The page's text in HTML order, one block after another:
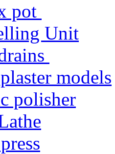
pot
Unit
models
polisher